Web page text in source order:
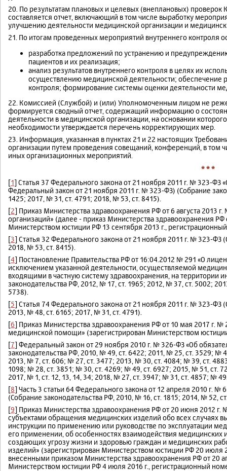
20. По результатам плановых и целевых (внеплановых)
составляется отчет, включающий в том числе выработку
улучшению деятельности медицинской организации и
21. По итогам проведенных мероприятий внутреннего контроля
разработка предложений по устранению и
пациентов и их реализация;
анализ результатов внутреннего контроля в целях их
осуществлению медицинской деятельности; обеспечение
контроля; формирование системы оценки деятельности
22. Комиссией (Службой) и (или) Уполномоченным лицом не реже
формируется сводный отчет, содержащий информацию о
деятельности в медицинской организации, на основании
необходимости утверждается перечень корректирующих мер.
23. Информация, указанная в пунктах 21 и 22 настоящих
организации путем проведения совещаний, конференций, в том
иных организационных мероприятий.
* * *
[1] Статья 37 Федерального закона от 21 ноября 2011 г. № 323-
Федеральный закон от 21 ноября 2011 г. № 323-ФЗ) (Собрание
1425; 2017, № 31, ст. 4791; 2018, № 53, ст. 8415).
[2] Приказ Министерства здравоохранения РФ от 6 августа
организаций» (далее - приказ Министерства здравоохранения РФ
Министерством юстиции РФ 13 сентября 2013 г.,
[3] Статья 32 Федерального закона от 21 ноября 2011 г. № 323-ФЗ
2018, № 53, ст. 8415).
[4] Постановление Правительства РФ от 16:04.2012 № 291 «О
исключением указанной деятельности, осуществляемой
входящими в частную систему здравоохранения, на территории
законодательства РФ, 2012, № 17, ст. 1965; 2012, № 37, ст. 5002;
5738).
[5] Статья 74 Федерального закона от 21 ноября 2011 г. № 323-ФЗ
2013, № 48, ст. 6165; 2017, № 31, ст. 4791).
[6] Приказ Министерства здравоохранения РФ от 10 мая 2017 г.
медицинской помощи» (зарегистрирован Министерством
[7] Федеральный закон от 29 ноября 2010 г. № 326-ФЗ «Об
законодательства РФ, 2010, № 49, ст. 6422; 2011, № 25, ст. 3529; №
2013, № 7, ст. 606; № 27, ст. 3477; 2013, № 30, ст. 4084; № 39, ст.
1098; № 28, ст. 3851; № 30, ст. 4269; № 49, ст. 6927; 2015, № 51, ст.
2017, № 1, ст. 12, 13, 14, 34; 2018, № 27, ст. 3947; № 31, ст. 4857; №
[8] Часть 3 статьи 64 Федерального закона от 12 апреля 2010 г.
(Собрание законодательства РФ, 2010, № 16, ст. 1815; 2014, № 52,
[9] Приказ Министерства здравоохранения РФ от 20 июня 2012
субъектами обращения медицинских изделий обо всех случаях
инструкции по применению или руководстве по эксплуатации
его применении, об особенностях взаимодействия медицинских
создающих угрозу жизни и здоровью граждан и медицинских
изделий» (зарегистрирован Министерством юстиции РФ 20
внесенными приказом Министерства здравоохранения РФ от 20
Министерством юстиции РФ 4 июля 2016 г., регистрационный